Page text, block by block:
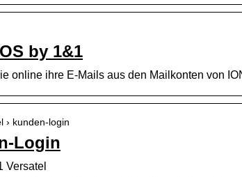
by 1&1
online ihre E-Mails aus den Mailkonten von
› kunden-login
Login
Versatel